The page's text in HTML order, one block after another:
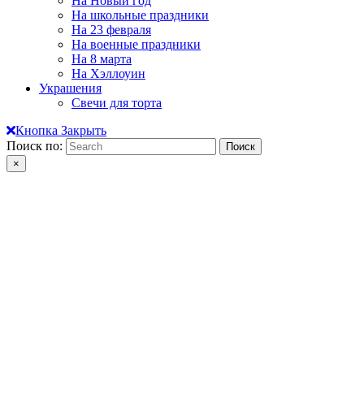
На школьные праздники
На 23 февраля
На военные праздники
На 8 марта
На Хэллоуин
Украшения
Свечи для торта
Кнопка Закрыть
Поиск по:
×